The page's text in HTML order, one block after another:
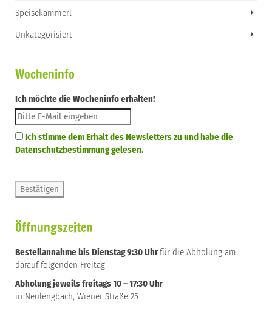
Speisekammerl
Unkategorisiert
Wocheninfo
Ich möchte die Wocheninfo erhalten!
Ich stimme dem Erhalt des Newsletters zu und habe die
Datenschutzbestimmung gelesen.
Öffnungszeiten
Bestellannahme bis Dienstag 9:30 Uhrfür die Abholung am
darauf folgenden Freitag
Abholung jeweils freitags 10 – 17:30 Uhr
in Neulengbach, Wiener Straße 25